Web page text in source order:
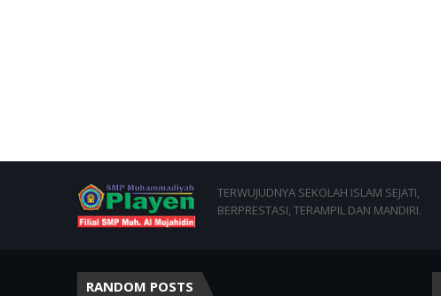
TERWUJUDNYA SEKOLAH ISLAM SEJATI,
BERPRESTASI, TERAMPIL DAN MANDIRI.
RANDOM POSTS